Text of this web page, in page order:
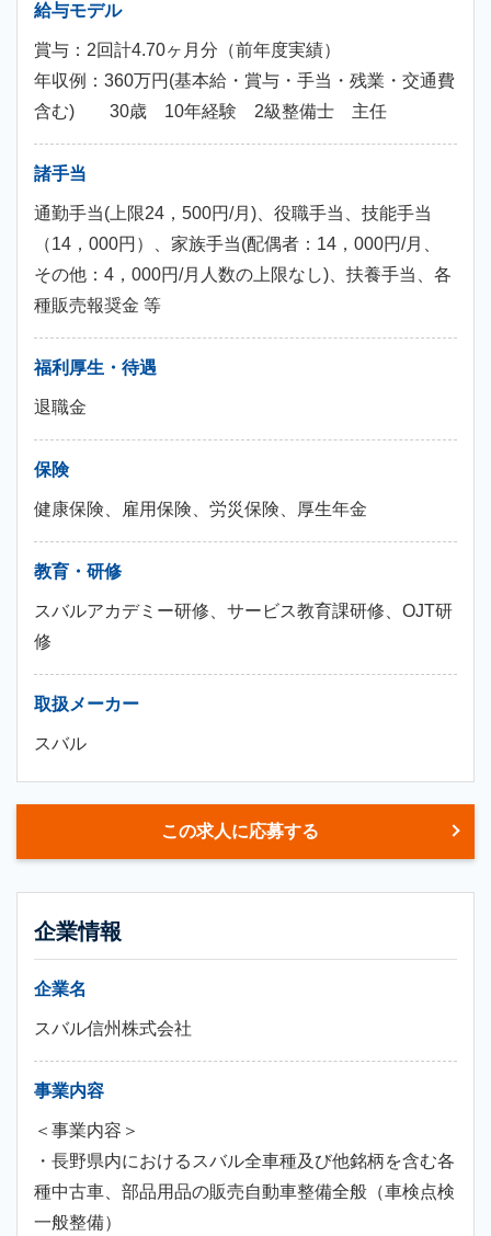
給与モデル
賞与：2回計4.70ヶ月分（前年度実績）
年収例：360万円(基本給・賞与・手当・残業・交通費
含む) 30歳 10年経験 2級整備士 主任
諸手当
通勤手当(上限24，500円/月)、役職手当、技能手当
（14，000円）、家族手当(配偶者：14，000円/月、
その他：4，000円/月人数の上限なし)、扶養手当、各
種販売報奨金 等
福利厚生・待遇
退職金
保険
健康保険、雇用保険、労災保険、厚生年金
教育・研修
スバルアカデミー研修、サービス教育課研修、OJT研
修
取扱メーカー
スバル
この求人に応募する
企業情報
企業名
スバル信州株式会社
事業内容
＜事業内容＞
・長野県内におけるスバル全車種及び他銘柄を含む各
種中古車、部品用品の販売自動車整備全般（車検点検
一般整備）